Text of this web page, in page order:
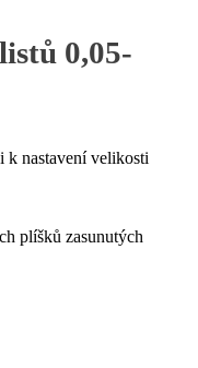
0,05-
k nastavení velikosti
plíšků zasunutých